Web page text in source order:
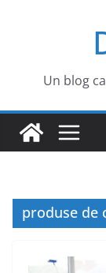
Un blog
produse de